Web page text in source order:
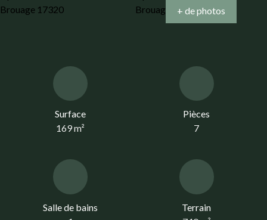
+ de photos
Surface
169m²
Pièces
7
Salle de bains
Terrain